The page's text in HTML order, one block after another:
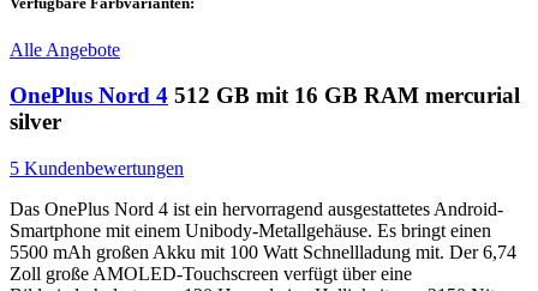
Alle Angebote
OnePlus Nord 4 512 GB mit 16 GB RAM mercurial
silver
5 Kundenbewertungen
Das OnePlus Nord 4 ist ein hervorragend ausgestattetes Android-
Smartphone mit einem Unibody-Metallgehäuse. Es bringt einen
5500 mAh großen Akku mit 100 Watt Schnellladung mit. Der 6,74
Zoll große AMOLED-Touchscreen verfügt über eine